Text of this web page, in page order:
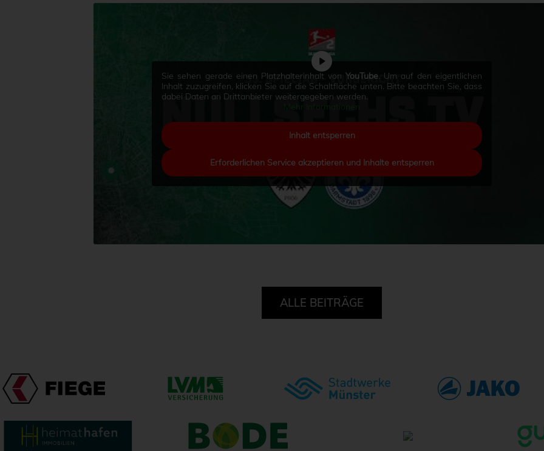
Sie sehen gerade einen Platzhalterinhalt von YouTube. Um auf den eigentlichen
Inhalt zuzugreifen, klicken Sie auf die Schaltfläche unten. Bitte beachten Sie, dass
dabei Daten an Drittanbieter weitergegeben werden.
Mehr Informationen
Inhalt entsperren
Erforderlichen Service akzeptieren und Inhalte entsperren
ALLE BEITRÄGE